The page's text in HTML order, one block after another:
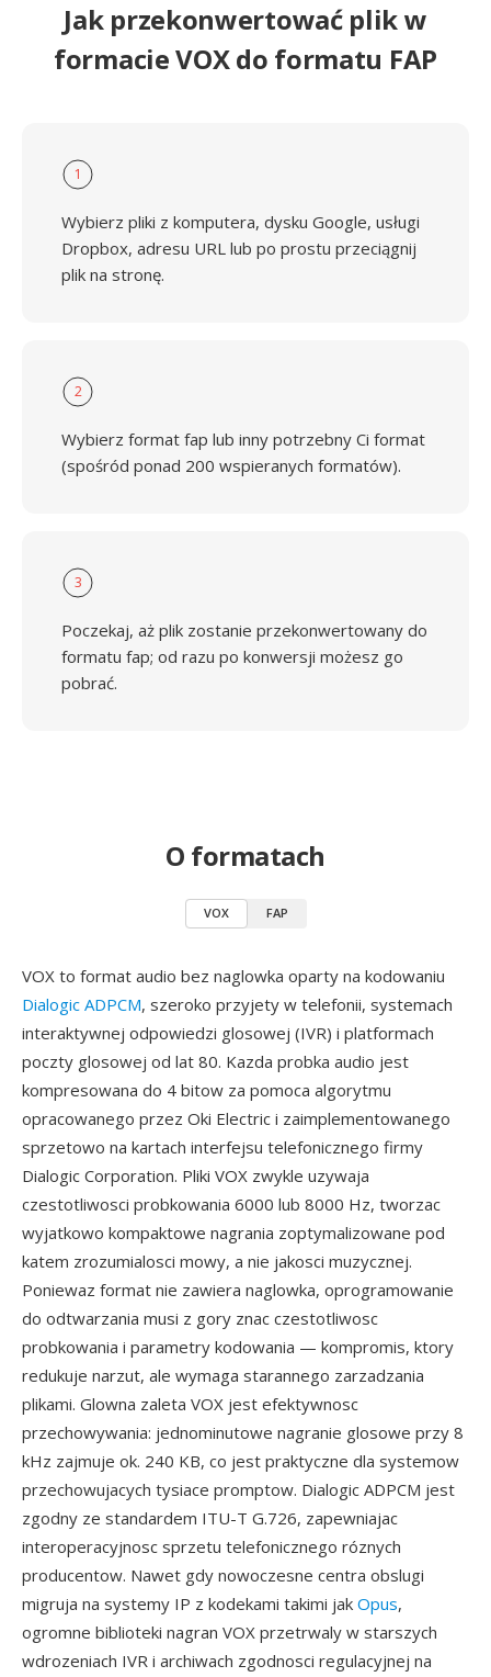
Jak przekonwertować plik w
formacie VOX do formatu FAP
1
Wybierz pliki z komputera, dysku Google, usługi
Dropbox, adresu URL lub po prostu przeciągnij
plik na stronę.
2
Wybierz format fap lub inny potrzebny Ci format
(spośród ponad 200 wspieranych formatów).
3
Poczekaj, aż plik zostanie przekonwertowany do
formatu fap; od razu po konwersji możesz go
pobrać.
O formatach
VOX FAP
VOX to format audio bez naglowka oparty na kodowaniu
Dialogic ADPCM, szeroko przyjety w telefonii, systemach
interaktywnej odpowiedzi glosowej (IVR) i platformach
poczty glosowej od lat 80. Kazda probka audio jest
kompresowana do 4 bitow za pomoca algorytmu
opracowanego przez Oki Electric i zaimplementowanego
sprzetowo na kartach interfejsu telefonicznego firmy
Dialogic Corporation. Pliki VOX zwykle uzywaja
czestotliwosci probkowania 6000 lub 8000 Hz, tworzac
wyjatkowo kompaktowe nagrania zoptymalizowane pod
katem zrozumialosci mowy, a nie jakosci muzycznej.
Poniewaz format nie zawiera naglowka, oprogramowanie
do odtwarzania musi z gory znac czestotliwosc
probkowania i parametry kodowania — kompromis, ktory
redukuje narzut, ale wymaga starannego zarzadzania
plikami. Glowna zaleta VOX jest efektywnosc
przechowywania: jednominutowe nagranie glosowe przy 8
kHz zajmuje ok. 240 KB, co jest praktyczne dla systemow
przechowujacych tysiace promptow. Dialogic ADPCM jest
zgodny ze standardem ITU-T G.726, zapewniajac
interoperacyjnosc sprzetu telefonicznego róznych
producentow. Nawet gdy nowoczesne centra obslugi
migruja na systemy IP z kodekami takimi jak Opus,
ogromne biblioteki nagran VOX przetrwaly w starszych
wdrozeniach IVR i archiwach zgodnosci regulacyjnej na